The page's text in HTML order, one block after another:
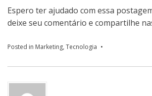
Espero ter ajudado com essa
deixe seu comentário e compartilhe
Posted in Marketing, Tecnologia